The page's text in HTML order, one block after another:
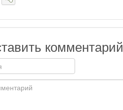
комментарий